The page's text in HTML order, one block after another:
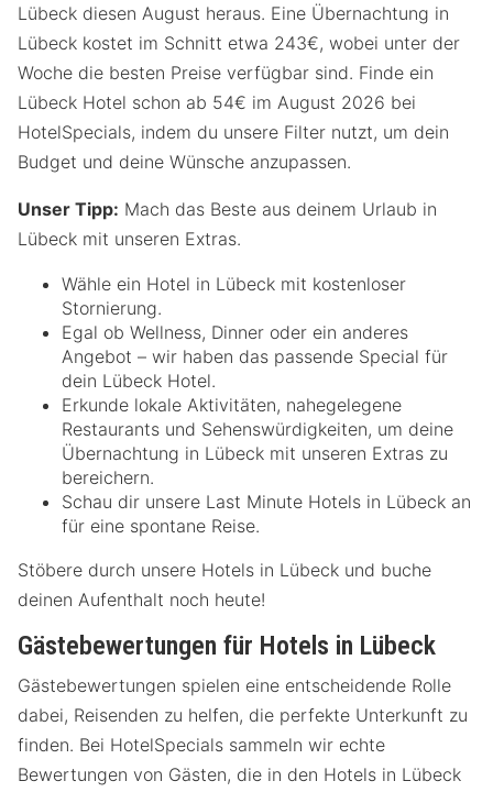
Lübeck diesen August heraus. Eine Übernachtung in
Lübeck kostet im Schnitt etwa 243€, wobei unter der
Woche die besten Preise verfügbar sind. Finde ein
Lübeck Hotel schon ab 54€ im August 2026 bei
HotelSpecials, indem du unsere Filter nutzt, um dein
Budget und deine Wünsche anzupassen.
Unser Tipp: Mach das Beste aus deinem Urlaub in
Lübeck mit unseren Extras.
Wähle ein Hotel in Lübeck mit kostenloser
Stornierung.
Egal ob Wellness, Dinner oder ein anderes
Angebot – wir haben das passende Special für
dein Lübeck Hotel.
Erkunde lokale Aktivitäten, nahegelegene
Restaurants und Sehenswürdigkeiten, um deine
Übernachtung in Lübeck mit unseren Extras zu
bereichern.
Schau dir unsere Last Minute Hotels in Lübeck an
für eine spontane Reise.
Stöbere durch unsere Hotels in Lübeck und buche
deinen Aufenthalt noch heute!
Gästebewertungen für Hotels in Lübeck
Gästebewertungen spielen eine entscheidende Rolle
dabei, Reisenden zu helfen, die perfekte Unterkunft zu
finden. Bei HotelSpecials sammeln wir echte
Bewertungen von Gästen, die in den Hotels in Lübeck